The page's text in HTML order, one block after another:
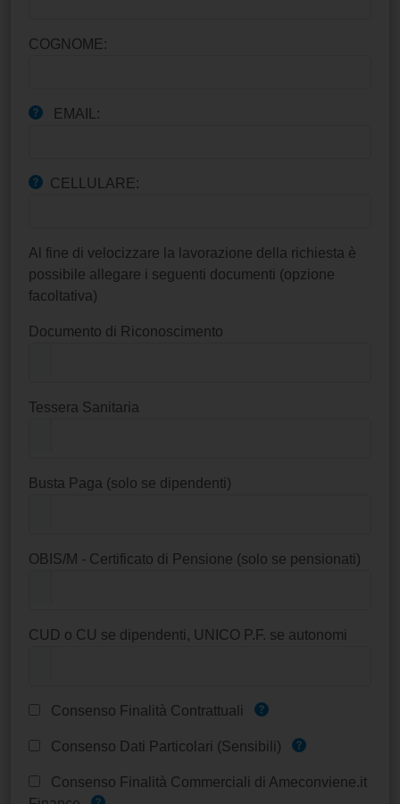
COGNOME:
EMAIL:
CELLULARE:
Al fine di velocizzare la lavorazione della richiesta è
possibile allegare i seguenti documenti (opzione
facoltativa)
Documento di Riconoscimento
Tessera Sanitaria
Busta Paga (solo se dipendenti)
OBIS/M - Certificato di Pensione (solo se pensionati)
CUD o CU se dipendenti, UNICO P.F. se autonomi
Consenso Finalità Contrattuali
Consenso Dati Particolari (Sensibili)
Consenso Finalità Commerciali di Ameconviene.it